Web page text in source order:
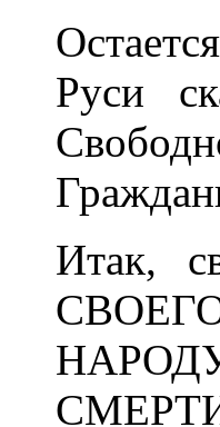
Руси
Итак,